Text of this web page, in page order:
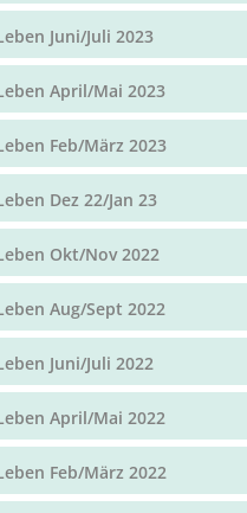
Juni/Juli 2023
April/Mai 2023
Feb/März 2023
Dez 22/Jan 23
Okt/Nov 2022
Aug/Sept 2022
Juni/Juli 2022
April/Mai 2022
Feb/März 2022